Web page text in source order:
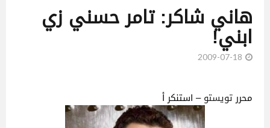
هاني شاكر: تامر حسني زي
ابني!
2009-07-18
محررتويستو– استنكر أ